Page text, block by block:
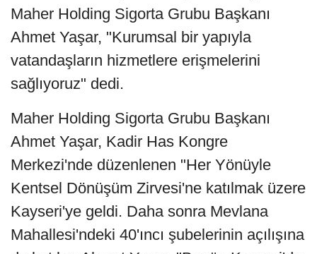
Maher Holding Sigorta Grubu Başkanı
Ahmet Yaşar, "Kurumsal bir yapıyla
vatandaşların hizmetlere erişmelerini
sağlıyoruz" dedi.
Maher Holding Sigorta Grubu Başkanı
Ahmet Yaşar, Kadir Has Kongre
Merkezi'nde düzenlenen "Her Yönüyle
Kentsel Dönüşüm Zirvesi'ne katılmak üzere
Kayseri'ye geldi. Daha sonra Mevlana
Mahallesi'ndeki 40'ıncı şubelerinin açılışına